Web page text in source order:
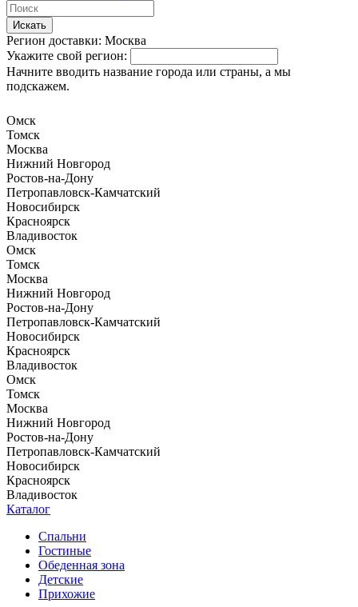
Искать
Регион доставки: Москва
Укажите свой регион:
Начните вводить название города или страны, а мы
подскажем.
Омск
Томск
Москва
Нижний Новгород
Ростов-на-Дону
Петропавловск-Камчатский
Новосибирск
Красноярск
Владивосток
Омск
Томск
Москва
Нижний Новгород
Ростов-на-Дону
Петропавловск-Камчатский
Новосибирск
Красноярск
Владивосток
Омск
Томск
Москва
Нижний Новгород
Ростов-на-Дону
Петропавловск-Камчатский
Новосибирск
Красноярск
Владивосток
Каталог
Спальни
Гостиные
Обеденная зона
Детские
Прихожие